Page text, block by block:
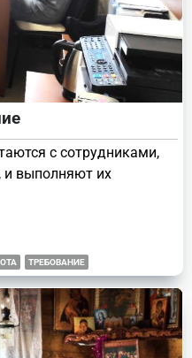
с сотрудниками,
выполняют их
ТРЕБОВАНИЕ